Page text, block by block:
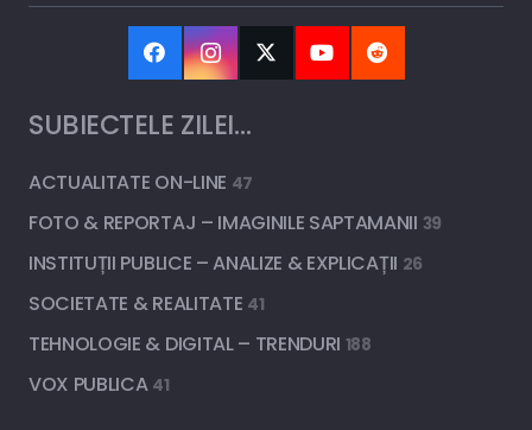
SUBIECTELE ZILEI…
ACTUALITATE ON-LINE 47
FOTO & REPORTAJ – IMAGINILE SAPTAMANII 39
INSTITUȚII PUBLICE – ANALIZE & EXPLICAȚII 26
SOCIETATE & REALITATE 41
TEHNOLOGIE & DIGITAL – TRENDURI 188
VOX PUBLICA 41